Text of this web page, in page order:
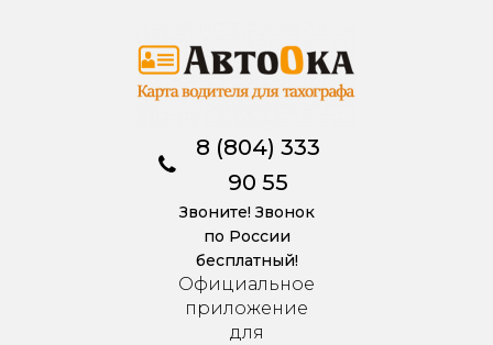
Официальное
приложение
для
8 (804) 333
90 55
Звоните! Звонок
по России
бесплатный!